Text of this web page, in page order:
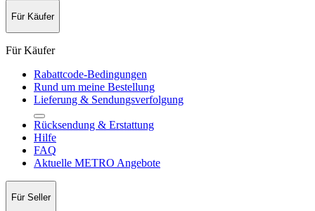
Für Käufer
Für Käufer
Rabattcode-Bedingungen
Rund um meine Bestellung
Lieferung & Sendungsverfolgung
Rücksendung & Erstattung
Hilfe
FAQ
Aktuelle METRO Angebote
Für Seller